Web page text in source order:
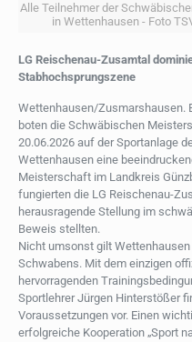
Alle Teilnehmer der
in Wettenhausen - Foto
LG Reischenau-Zusamtal
Stabhochsprungszene
Wettenhausen/Zusmarshausen.
boten die Schwäbischen
20.06.2026 auf der Sportanlage
Wettenhausen eine
Meisterschaft im Landkreis
fungierten die LG Reischenau-
herausragende Stellung im
Beweis stellten.
Nicht umsonst gilt
Schwabens. Mit dem einzigen
hervorragenden
Sportlehrer Jürgen Hinterstößer
Voraussetzungen vor. Einen
erfolgreiche Kooperation „Sport